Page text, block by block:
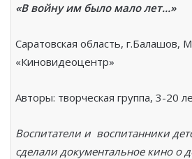
«В войну им было мало лет…»
Саратовская область, г.Балашов,
«Киновидеоцентр»
Авторы: творческая группа, 3-20
Воспитатели и воспитанники
сделали документальное кино о